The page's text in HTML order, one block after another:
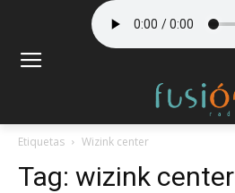
Etiquetas Wizink center
Tag: wizink center